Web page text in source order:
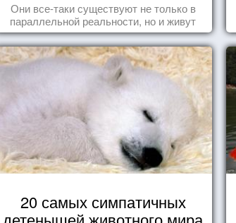
Они все-таки существуют не только в
параллельной реальности, но и живут
среди нас с вами.
20 самых симпатичных